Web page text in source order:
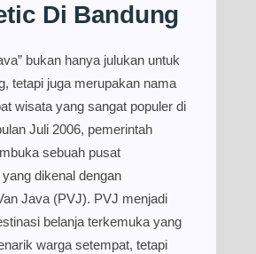
Di Bandung
bukan hanya julukan untuk
tetapi juga merupakan nama
wisata yang sangat populer di
Juli 2006, pemerintah
sebuah pusat
dikenal dengan
Java (PVJ). PVJ menjadi
belanja terkemuka yang
warga setempat, tetapi